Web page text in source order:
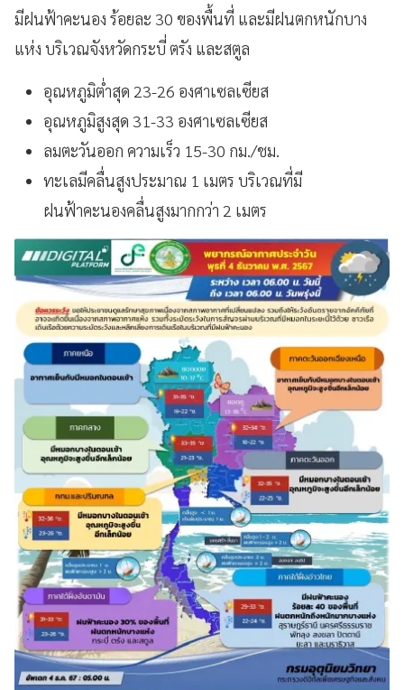
มีฝนฟ้าคะนอง ร้อยละ 30 ของพื้นที่ และมีฝนตกหนักบาง
แห่ง บริเวณจังหวัดกระบี่ ตรัง และสตูล
อุณหภูมิต่ำสุด 23-26 องศาเซลเซียส
อุณหภูมิสูงสุด 31-33 องศาเซลเซียส
ลมตะวันออก ความเร็ว 15-30 กม./ชม.
ทะเลมีคลื่นสูงประมาณ 1 เมตร บริเวณที่มี
ฝนฟ้าคะนองคลื่นสูงมากกว่า 2 เมตร